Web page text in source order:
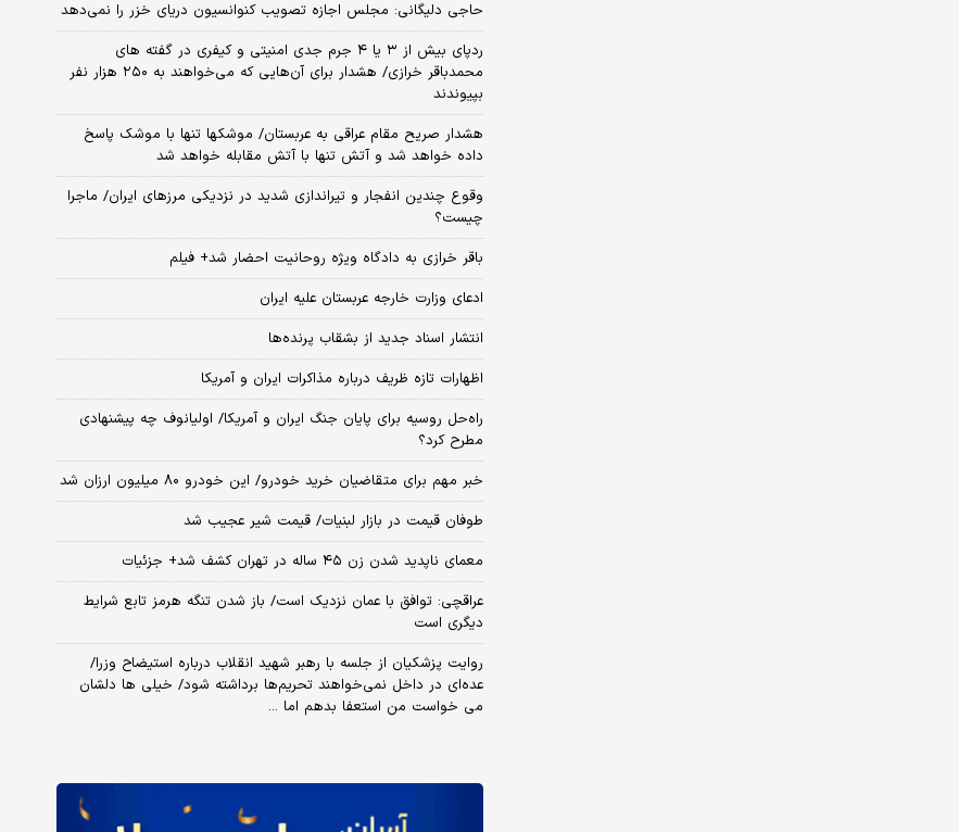
حاجی دلیگانی: مجلس اجازه تصویب کنوانسیون دریای خزر را نمی‌دهد
ردپای بیش از ۳ یا ۴ جرم جدی امنیتی و کیفری در گفته های
محمدباقر خرازی/ هشدار برای آن‌هایی که می‌خواهند به ۲۵۰ هزار نفر
بپیوندند
هشدار صریح مقام عراقی به عربستان/ موشکها تنها با موشک پاسخ
داده خواهد شد و آتش تنها با آتش مقابله خواهد شد
وقوع چندین انفجار و تیراندازی شدید در نزدیکی مرز‌های ایران/ ماجرا
چیست؟
باقر خرازی به دادگاه ویژه روحانیت احضار شد+ فیلم
ادعای وزارت خارجه عربستان علیه ایران
انتشار اسناد جدید از بشقاب پرنده‌ها
اظهارات تازه ظریف درباره مذاکرات ایران و آمریکا
راه‌حل روسیه برای پایان جنگ ایران و آمریکا/ اولیانوف چه پیشنهادی
مطرح کرد؟
خبر مهم برای متقاضیان خرید خودرو/ این خودرو ۸۰ میلیون ارزان شد
طوفان قیمت در بازار لبنیات/ قیمت شیر عجیب شد
معمای ناپدید شدن زن ۴۵ ساله در تهران کشف شد+ جزئیات
عراقچی: توافق با عمان نزدیک است/ باز شدن تنگه هرمز تابع شرایط
دیگری است
روایت پزشکیان از جلسه با رهبر شهید انقلاب درباره استیضاح وزرا/
عده‌ای در داخل نمی‌خواهند تحریم‌ها برداشته شود/ خیلی ها دلشان
می خواست من استعفا بدهم اما ...